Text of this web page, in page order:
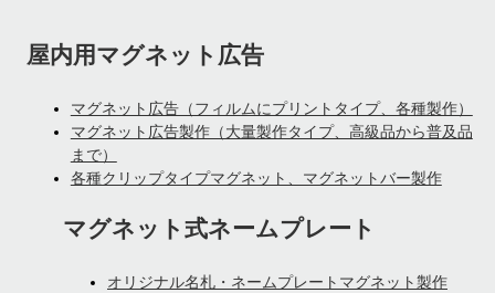
屋内用マグネット広告
マグネット広告（フィルムにプリントタイプ、各種製作）
マグネット広告製作（大量製作タイプ、高級品から普及品
まで）
各種クリップタイプマグネット、マグネットバー製作
マグネット式ネームプレート
オリジナル名札・ネームプレートマグネット製作